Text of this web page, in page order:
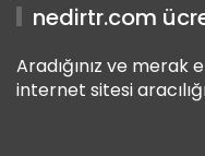
nedirtr.com
Aradığınız ve
internet sitesi